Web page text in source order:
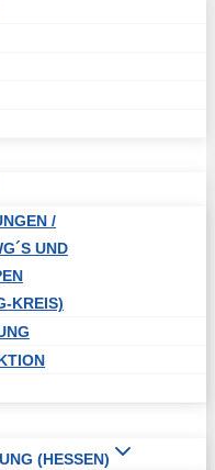
/
UND
KREIS)
(HESSEN)